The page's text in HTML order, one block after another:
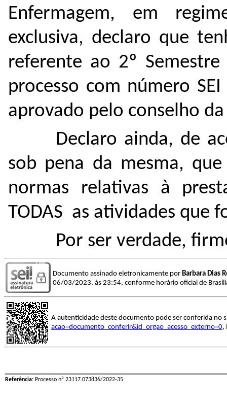
Enfermagem, em
exclusiva, declaro que
referente ao 2º
processo com número
aprovado pelo conselho
Declaro ainda, de
sob pena da mesma,
normas relativas à
TODAS as atividades que
Por ser verdade,
Documento assinado eletronicamente por Barbara Dias
06/03/2023, às 23:54, conforme horário oficial de
A autenticidade deste documento pode ser conferida no
acao=documento_conferir&id_orgao_acesso_externo=0,
Referência: Processo nº 23117.073836/2022-35